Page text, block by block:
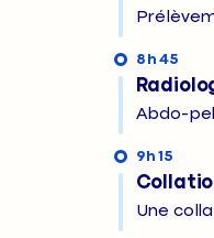
8 h 45
Abdo-
9 h 15
Une